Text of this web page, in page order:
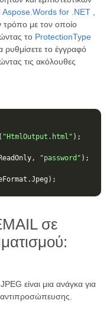
Aspose.Words for .NET
τρόπο με τον οποίο
το ProtectionType
το έγγραφό
τις ακόλουθες
( "HtmlOutput.html" );
ReadOnly, "password" );
.Jpeg );
σε
είναι μια ανάγκα για
αντιπροσώπευσης.